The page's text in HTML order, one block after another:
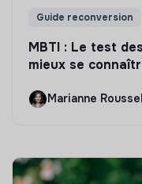
Guide reconversion
MBTI : Le test
mieux se
Marianne Roussel